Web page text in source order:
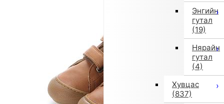
Энгийн
гутал
(19)
Нярайн
гутал
(4)
Хувцас
(837)